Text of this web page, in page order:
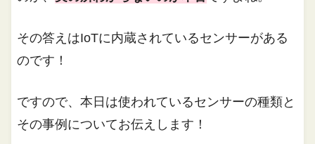
その答えはIoTに内蔵されているセンサーがある
のです！
ですので、本日は使われているセンサーの種類と
その事例についてお伝えします！